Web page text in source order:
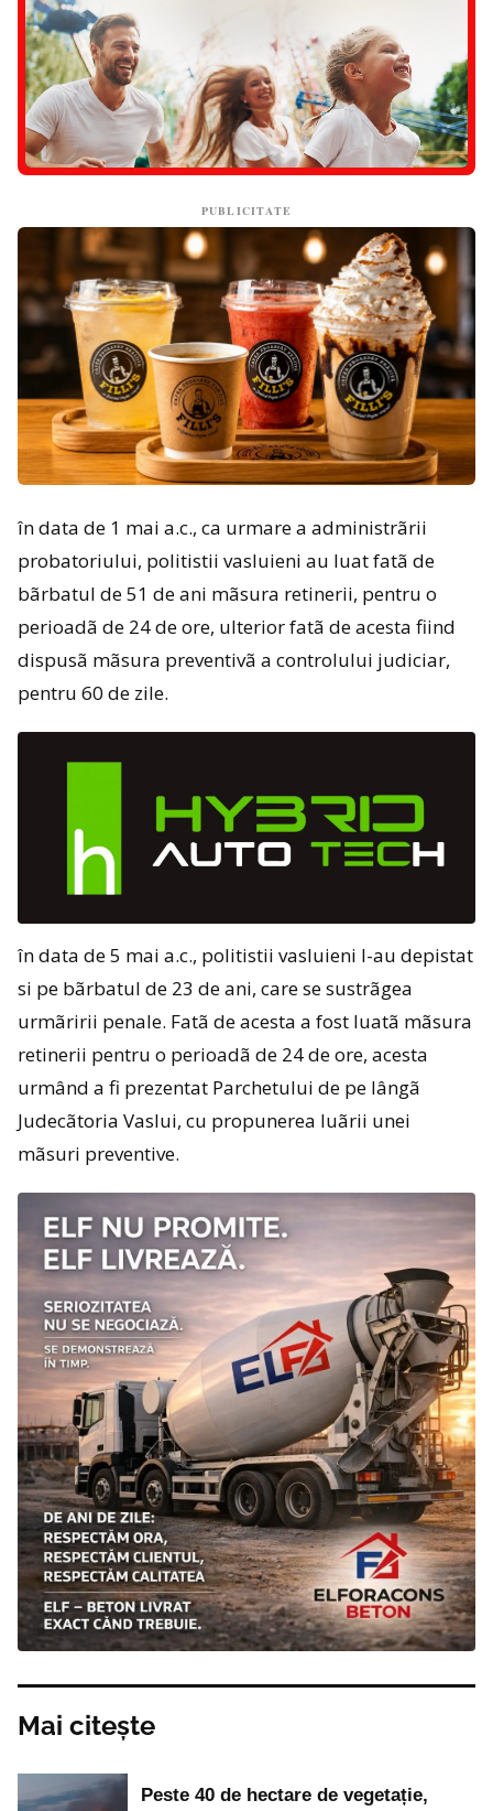
PUBLICITATE
în data de 1 mai a.c., ca urmare a administrãrii
probatoriului, politistii vasluieni au luat fatã de
bãrbatul de 51 de ani mãsura retinerii, pentru o
perioadã de 24 de ore, ulterior fatã de acesta fiind
dispusã mãsura preventivã a controlului judiciar,
pentru 60 de zile.
în data de 5 mai a.c., politistii vasluieni l-au depistat
si pe bãrbatul de 23 de ani, care se sustrãgea
urmãririi penale. Fatã de acesta a fost luatã mãsura
retinerii pentru o perioadã de 24 de ore, acesta
urmând a fi prezentat Parchetului de pe lângã
Judecãtoria Vaslui, cu propunerea luãrii unei
mãsuri preventive.
Mai citește
Peste 40 de hectare de vegetație,